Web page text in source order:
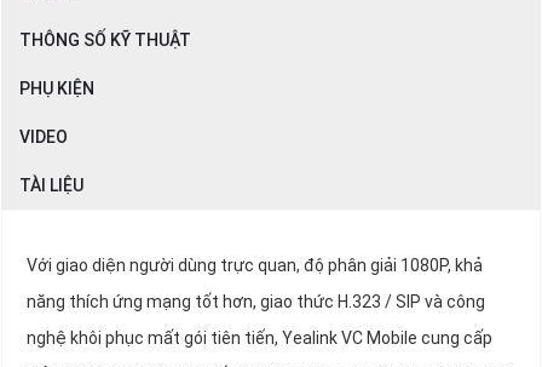
THÔNG SỐ KỸ THUẬT
PHỤ KIỆN
VIDEO
TÀI LIỆU
Với giao diện người dùng trực quan, độ phân giải 1080P, khả
năng thích ứng mạng tốt hơn, giao thức H.323 / SIP và công
nghệ khôi phục mất gói tiên tiến, Yealink VC Mobile cung cấp